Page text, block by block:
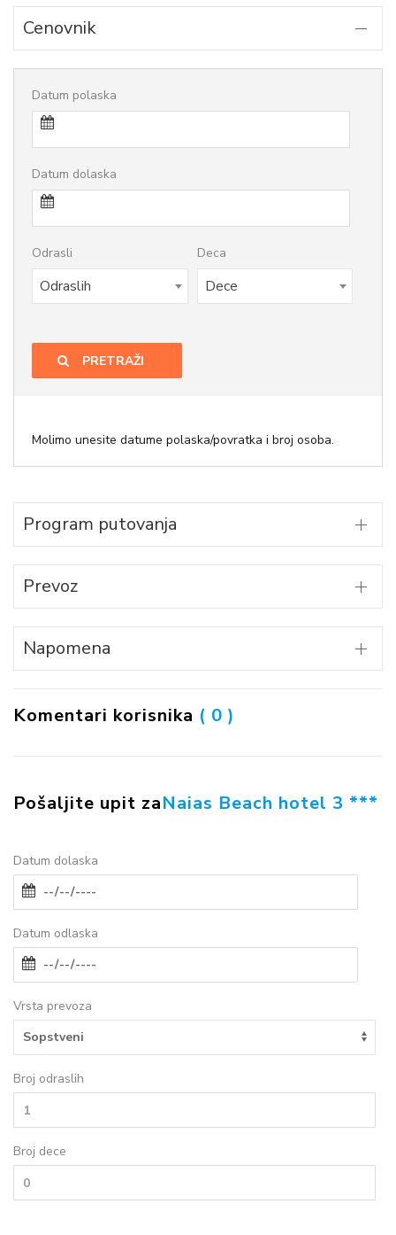
Cenovnik
Datum polaska
Datum dolaska
Odrasli
Odraslih
Deca
Dece
PRETRAŽI
Molimo unesite datume polaska/povratka i broj osoba.
Program putovanja
Prevoz
Napomena
Komentari korisnika ( 0 )
Pošaljite upit zaNaias Beach hotel 3 ***
Datum dolaska
Datum odlaska
Vrsta prevoza
Broj odraslih
Broj dece